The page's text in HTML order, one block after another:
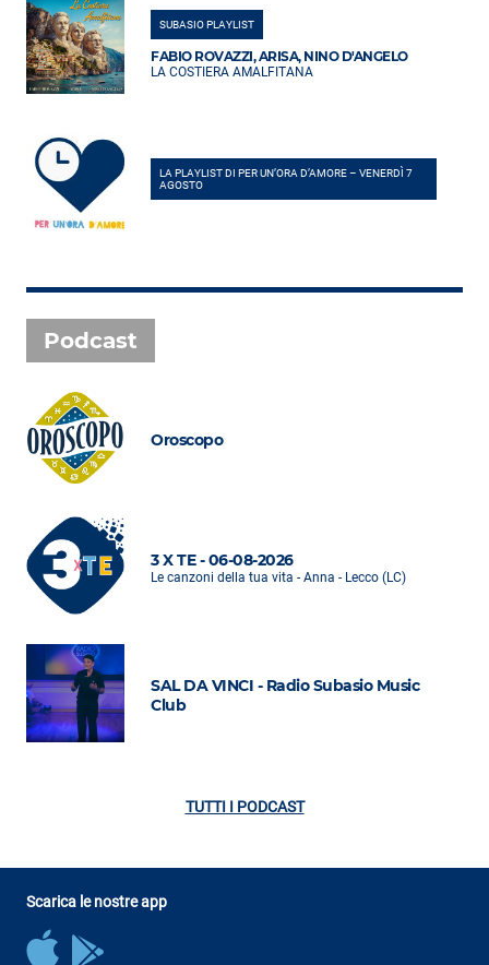
SUBASIO PLAYLIST
FABIO ROVAZZI, ARISA, NINO D'ANGELO
LA COSTIERA AMALFITANA
LA PLAYLIST DI PER UN’ORA D’AMORE – VENERDÌ 7
AGOSTO
Podcast
Oroscopo
3 X TE - 06-08-2026
Le canzoni della tua vita - Anna - Lecco (LC)
SAL DA VINCI - Radio Subasio Music
Club
TUTTI I PODCAST
Scarica le nostre app